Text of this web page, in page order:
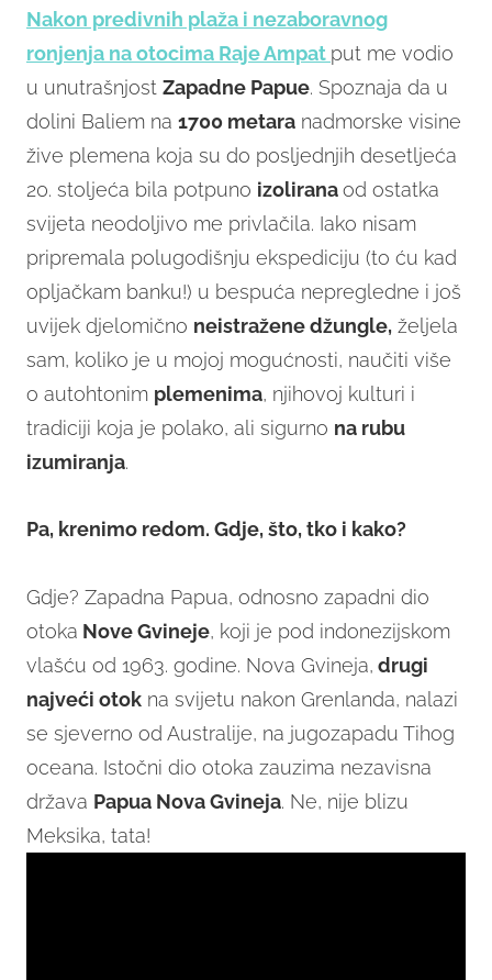
Nakon predivnih plaža i nezaboravnog
ronjenja na otocima Raje Ampat put me vodio
u unutrašnjost Zapadne Papue. Spoznaja da u
dolini Baliem na 1700 metara nadmorske visine
žive plemena koja su do posljednjih desetljeća
20. stoljeća bila potpuno izoliranaod ostatka
svijeta neodoljivo me privlačila. Iako nisam
pripremala polugodišnju ekspediciju (to ću kad
opljačkam banku!) u bespuća nepregledne i još
uvijek djelomično neistražene džungle, željela
sam, koliko je u mojoj mogućnosti, naučiti više
o autohtonim plemenima, njihovoj kulturi i
tradiciji koja je polako, ali sigurno na rubu
izumiranja.
Pa, krenimo redom. Gdje, što, tko i kako?
Gdje? Zapadna Papua, odnosno zapadni dio
otoka Nove Gvineje, koji je pod indonezijskom
vlašću od 1963. godine. Nova Gvineja, drugi
najveći otok na svijetu nakon Grenlanda, nalazi
se sjeverno od Australije, na jugozapadu Tihog
oceana. Istočni dio otoka zauzima nezavisna
država Papua Nova Gvineja. Ne, nije blizu
Meksika, tata!